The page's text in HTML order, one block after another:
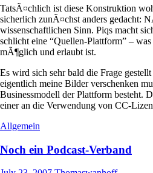
TatsÃ¤chlich ist diese Konstruktion
sicherlich zunÃ¤chst anders gedacht:
wissenschaftlichen Sinn. Piqs macht
schlicht eine “Quellen-Plattform” – was
mÃ¶glich und erlaubt ist.
Es wird sich sehr bald die Frage
eigentlich meine Bilder verschenken
Businessmodell der Plattform besteht.
einer an die Verwendung von CC-
Allgemein
Noch ein Podcast-Verband